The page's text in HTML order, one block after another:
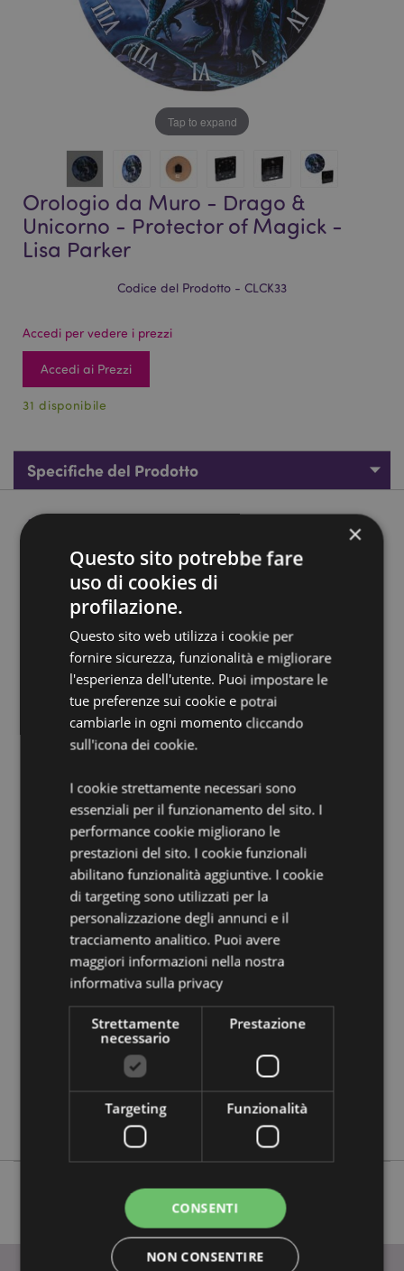
Tap to expand
Orologio da Muro - Drago &
Unicorno - Protector of Magick -
Lisa Parker
Codice del Prodotto - CLCK33
Accedi per vedere i prezzi
Accedi ai Prezzi
31 disponibile
Specifiche del Prodotto
Descrizione del Prodotto
Orologio da Muro - Drago & Unicorno - Protector of Magick
- Lisa Parker
Materiale:MDF
Batterie Richieste: 1 x AA
Batteria Inclusa: No
Montabile a Muro:Sì
Informazioni sulla Licenza:Questo è un prodotto con
licenza ufficiale e può essere venduto in tutto il
Informazioni Aggiuntive:
Vuoi informazioni su come inoltrare un ordine
utilizzando il sito internet di Puckator?
Leggi la nostra
guida all'acquisto.
Dettagli del Prodotto
Informazioni
Aggiuntive
Altezza 30cm Larghezza 30cm Profondità 4cm
0.481000
No
No
Lisa Parker
×
Questo sito potrebbe fare
uso di cookies di
profilazione.
Questo sito web utilizza i cookie per
fornire sicurezza, funzionalità e migliorare
l'esperienza dell'utente. Puoi impostare le
tue preferenze sui cookie e potrai
cambiarle in ogni momento cliccando
sull'icona dei cookie.
I cookie strettamente necessari sono
essenziali per il funzionamento del sito. I
performance cookie migliorano le
prestazioni del sito. I cookie funzionali
abilitano funzionalità aggiuntive. I cookie
di targeting sono utilizzati per la
personalizzazione degli annunci e il
tracciamento analitico. Puoi avere
maggiori informazioni nella nostra
informativa sulla privacy
Strettamente
necessario
Prestazione
Targeting Funzionalità
CONSENTI
NON CONSENTIRE